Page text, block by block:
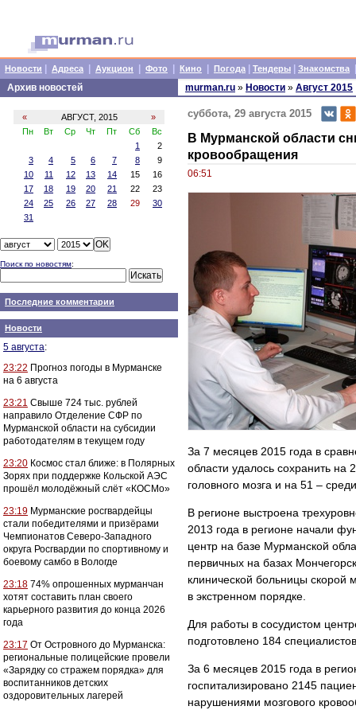
Новости Адреса Аукцион Фото Кино Погода Тендеры Знакомства
Архив новостей
« АВГУСТ, 2015
»
Пн
Вт Ср Чт Пт Сб
Вс
1
2
3
4 5 6 7 8
9
10
11 12 13 14 15
16
17
18 19 20 21 22
23
24
25 26 27 28 29
30
31
Поиск по новостям:
Последние комментарии
Новости
5 августа:
23:22 Прогноз погоды в Мурманске
на 6 августа
23:21 Свыше 724 тыс. рублей
направило Отделение СФР по
Мурманской области на субсидии
работодателям в текущем году
23:20 Космос стал ближе: в Полярных
Зорях при поддержке Кольской АЭС
прошёл молодёжный слёт «КОСМо»
23:19 Мурманские росгвардейцы
стали победителями и призёрами
Чемпионатов Северо-Западного
округа Росгвардии по спортивному и
боевому самбо в Вологде
23:18 74% опрошенных мурманчан
хотят составить план своего
карьерного развития до конца 2026
года
23:17 От Островного до Мурманска:
региональные полицейские провели
«Зарядку со стражем порядка» для
воспитанников детских
оздоровительных лагерей
murman.ru » Новости » Август 2015
суббота, 29 августа 2015
В Мурманской области
кровообращения
06:51
За 7 месяцев 2015 года в
области удалось сохранить
головного мозга и на 51 –
В регионе выстроена
2013 года в регионе начали
центр на базе Мурманской
первичных на базах
клинической больницы скорой
в экстренном порядке.
Для работы в сосудистом
подготовлено 184
За 6 месяцев 2015 года в
госпитализировано 2145
нарушениями мозгового